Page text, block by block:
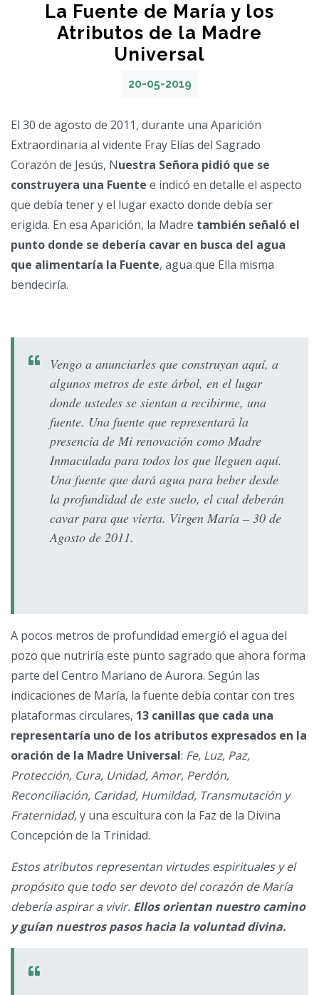
La Fuente de María y los
Atributos de la Madre
Universal
20-05-2019
El 30 de agosto de 2011, durante una Aparición
Extraordinaria al vidente Fray Elías del Sagrado
Corazón de Jesús, Nuestra Señora pidió que se
construyera una Fuente e indicó en detalle el aspecto
que debía tener y el lugar exacto donde debía ser
erigida. En esa Aparición, la Madre también señaló el
punto donde se debería cavar en busca del agua
que alimentaría la Fuente, agua que Ella misma
bendeciría.
Vengo a anunciarles que construyan aquí, a
algunos metros de este árbol, en el lugar
donde ustedes se sientan a recibirme, una
fuente. Una fuente que representará la
presencia de Mi renovación como Madre
Inmaculada para todos los que lleguen aquí.
Una fuente que dará agua para beber desde
la profundidad de este suelo, el cual deberán
cavar para que vierta. Virgen María – 30 de
Agosto de 2011.
A pocos metros de profundidad emergió el agua del
pozo que nutriría este punto sagrado que ahora forma
parte del Centro Mariano de Aurora. Según las
indicaciones de María, la fuente debía contar con tres
plataformas circulares, 13 canillas que cada una
representaría uno de los atributos expresados en la
oración de la Madre Universal: Fe, Luz, Paz,
Protección, Cura, Unidad, Amor, Perdón,
Reconciliación, Caridad, Humildad, Transmutación y
Fraternidad,y una escultura con la Faz de la Divina
Concepción de la Trinidad.
Estos atributos representan virtudes espirituales y el
propósito que todo ser devoto del corazón de María
debería aspirar a vivir. Ellos orientan nuestro camino
y guían nuestros pasos hacia la voluntad divina.